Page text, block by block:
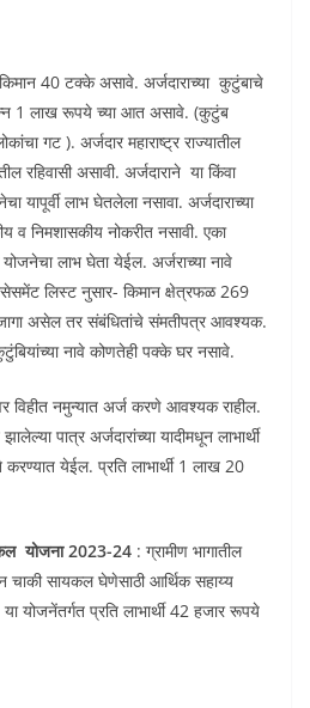
किमान 40 टक्के असावे. अर्जदाराच्या कुटुंबाचे
1 लाख रूपये च्या आत असावे. (कुटुंब
गट ). अर्जदार महाराष्ट्र राज्यातील
रहिवासी असावी. अर्जदाराने या किंवा
लाभ घेतलेला नसावा. अर्जदाराच्या
व निमशासकीय नोकरीत नसावी. एका
लाभ घेता येईल. अर्जराच्या नावे
लिस्ट नुसार- किमान क्षेत्रफळ 269
असेल तर संबंधितांचे संमतीपत्र आवश्यक.
नावे कोणतेही पक्के घर नसावे.
विहीत नमुन्यात अर्ज करणे आवश्यक राहील.
पात्र अर्जदारांच्या यादीमधून लाभार्थी
येईल. प्रति लाभार्थी 1 लाख 20
योजना 2023-24 : ग्रामीण भागातील
चाकी सायकल घेणेसाठी आर्थिक सहाय्य
योजनेंतर्गत प्रति लाभार्थी 42 हजार रूपये